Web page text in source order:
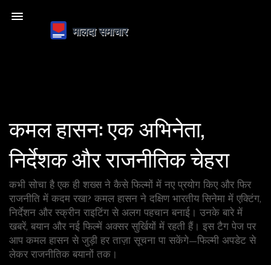
कमल हासन: एक अभिनेता,
निर्देशक और राजनीतिक चेहरा
कभी सोचा है एक ही शख्स ने कैसे फिल्मों में नए प्रयोग किए और फिर
राजनीति में कदम रखा? कमल हासन ने दक्षिण भारतीय सिनेमा में एक्टिंग,
निर्देशन और स्क्रीन राइटिंग से अलग पहचान बनाई। उनके बारे में
खबरें, बयान और नई फिल्में अक्सर सुर्खियों में रहती हैं। इस टैग पेज पर
आप कमल हासन से जुड़ी हर ताज़ा सूचना पा सकेंगे—फिल्मी अपडेट से
लेकर राजनीतिक बयानों तक।